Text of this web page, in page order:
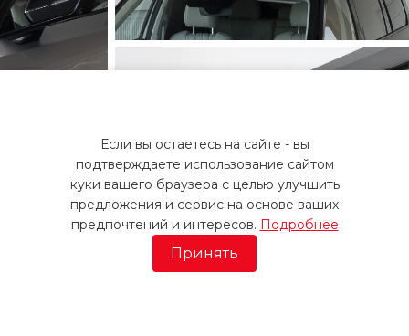
2026 / Чёрный / 2.0T
Если вы остаетесь на сайте - вы
подтверждаете использование сайтом
куки вашего браузера с целью улучшить
предложения и сервис на основе ваших
предпочтений и интересов. Подробнее
Принять